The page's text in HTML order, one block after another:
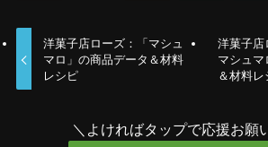
洋菓子店ローズ：「マシュ
マロ」の商品データ＆材料
レシピ
洋菓子店
マシュマ
＆材料レ
＼よければタップで応援お願